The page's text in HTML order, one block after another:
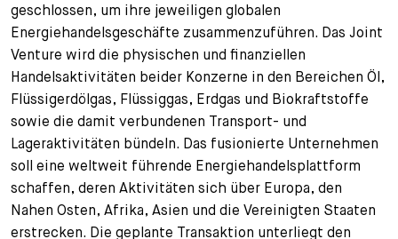
Legal Insight
Anwälte
Substituten
Kurzpraktikanten
Administration
Assistenzen
Offene Stellen
Bewerben
Bewerbungsprozess
Fragen und Antworten
Spontanbewerbung
Ihre Karriere
Ihre Karriere bei uns
EN DE FR
geschlossen, um ihre jeweiligen globalen
Energiehandelsgeschäfte zusammenzuführen. Das Joint
Venture wird die physischen und finanziellen
Handelsaktivitäten beider Konzerne in den Bereichen Öl,
Flüssigerdölgas, Flüssiggas, Erdgas und Biokraftstoffe
sowie die damit verbundenen Transport- und
Lageraktivitäten bündeln. Das fusionierte Unternehmen
soll eine weltweit führende Energiehandelsplattform
schaffen, deren Aktivitäten sich über Europa, den
Nahen Osten, Afrika, Asien und die Vereinigten Staaten
erstrecken. Die geplante Transaktion unterliegt den